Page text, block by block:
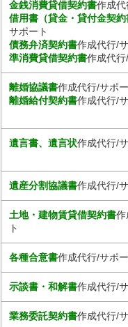
金銭消費貸借契約書作成代
借用書（貸金・貸付金契
サポート
債務弁済契約書作成代行/
準消費貸借契約書作成代行
離婚協議書作成代行/サポ
離婚給付契約書作成代行/
遺言書、遺言状作成代行/
遺産分割協議書作成代行/
土地・建物賃貸借契約書作
ト
各種合意書作成代行/サポ
示談書・和解書作成代行/
業務委託契約書作成代行/